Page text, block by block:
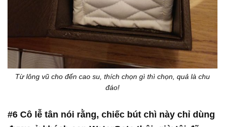
Từ lông vũ cho đến cao su, thích chọn gì thì chọn, quả là chu
đáo!
#6 Cô lễ tân nói rằng, chiếc bút chì này chỉ dùng